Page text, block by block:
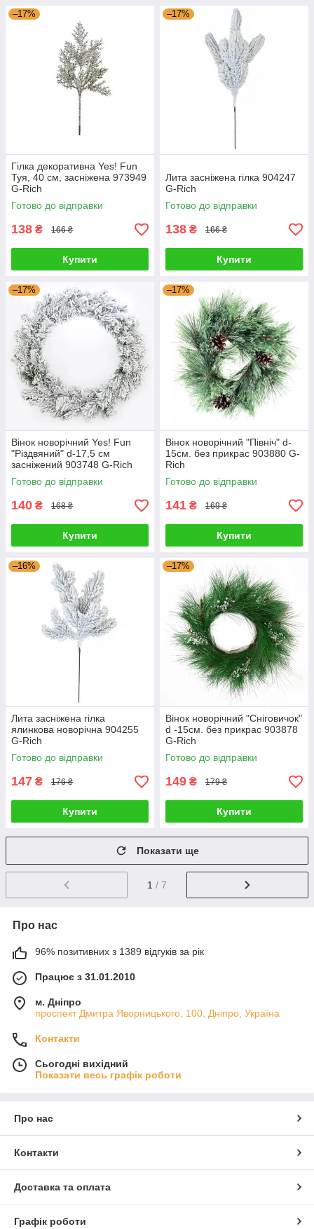
–17%
Гілка декоративна Yes! Fun
Туя, 40 см, засніжена 973949
G-Rich
Готово до відправки
138 ₴ 166 ₴
Купити
–17%
Лита засніжена гілка 904247
G-Rich
Готово до відправки
138 ₴ 166 ₴
Купити
–17%
Вінок новорічний Yes! Fun
"Різдвяний" d-17,5 см
засніжений 903748 G-Rich
Готово до відправки
140 ₴ 168 ₴
Купити
–17%
Вінок новорічний "Північ" d-
15см. без прикрас 903880 G-
Rich
Готово до відправки
141 ₴ 169 ₴
Купити
–16%
Лита засніжена гілка
ялинкова новорічна 904255
G-Rich
Готово до відправки
147 ₴ 176 ₴
Купити
–17%
Вінок новорічний "Сніговичок"
d -15см. без прикрас 903878
G-Rich
Готово до відправки
149 ₴ 179 ₴
Купити
Показати ще
1 / 7
Про нас
96% позитивних з 1389 відгуків за рік
Працює з 31.01.2010
м. Дніпро
проспект Дмитра Яворницького, 100, Дніпро, Україна
Контакти
Сьогодні вихідний
Показати весь графік роботи
Про нас
Контакти
Доставка та оплата
Графік роботи